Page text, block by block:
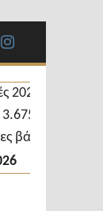
Άνοδος για
εισαγωγής